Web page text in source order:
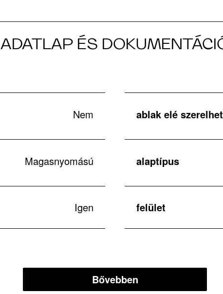
ADATLAP ÉS
Nem ablak elé
Magasnyomású alaptípus
Igen felület
Bővebben